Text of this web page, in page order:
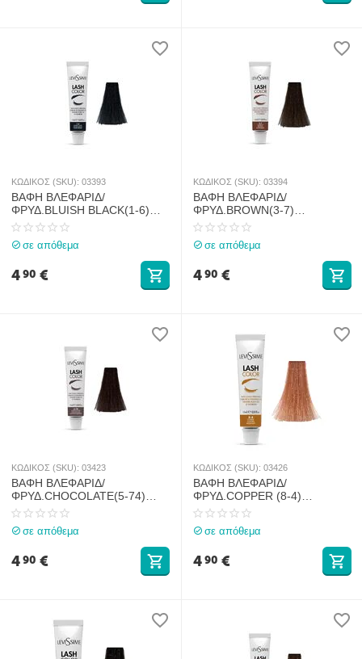
ΚΩΔΙΚΟΣ (SKU): 03393
ΒΑΦΗ ΒΛΕΦΑΡΙΔ/
ΦΡΥΔ.BLUISH BLACK(1-6)
LEVISSIME 15ml
σε απόθεμα
490 €
ΚΩΔΙΚΟΣ (SKU): 03394
ΒΑΦΗ ΒΛΕΦΑΡΙΔ/
ΦΡΥΔ.BROWN(3-7)
LEVISSIME 15ml
σε απόθεμα
490 €
ΚΩΔΙΚΟΣ (SKU): 03423
ΒΑΦΗ ΒΛΕΦΑΡΙΔ/
ΦΡΥΔ.CHOCOLATE(5-74)
LEVISSIME 15ml
σε απόθεμα
490 €
ΚΩΔΙΚΟΣ (SKU): 03426
ΒΑΦΗ ΒΛΕΦΑΡΙΔ/
ΦΡΥΔ.COPPER (8-4)
LEVISSIME 15ml
σε απόθεμα
490 €